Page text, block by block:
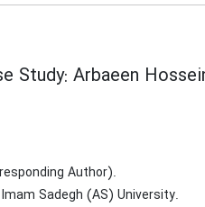
Arbaeen
Author).
Sadegh (AS) University.